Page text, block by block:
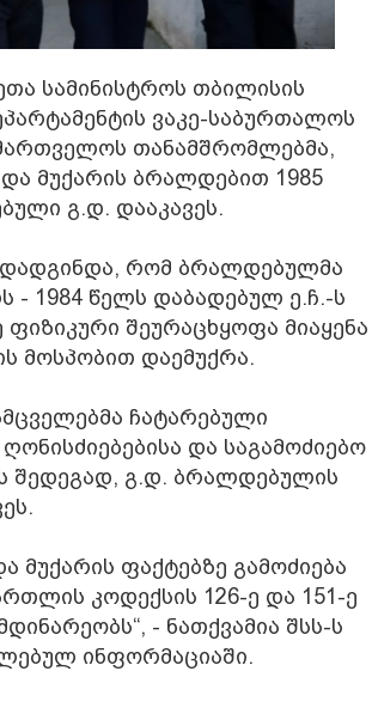
სამინისტროს თბილისის
ვაკე-საბურთალოს
თანამშრომლებმა,
მუქარის ბრალდებით 1985
გ.დ. დააკავეს.
დადგინდა, რომ ბრალდებულმა
- 1984 წელს დაბადებულ ე.ჩ.-ს
ფიზიკური შეურაცხყოფა მიაყენა
მოსპობით დაემუქრა.
ჩატარებული
და საგამოძიებო
შედეგად, გ.დ. ბრალდებულის
მუქარის ფაქტებზე გამოძიება
კოდექსის 126-ე და 151-ე
- ნათქვამია შსს-ს
ინფორმაციაში.